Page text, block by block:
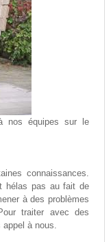
nos équipes sur le
connaissances.
hélas pas au fait de
à des problèmes
traiter avec des
à nous.